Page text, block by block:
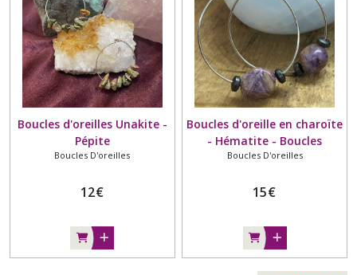
Boucles d'oreilles Unakite -
Pépite
Boucles D'oreilles
12€
Boucles d'oreille en charoïte
- Hématite - Boucles
d'oreilles - Galets - Russie
Boucles D'oreilles
15€